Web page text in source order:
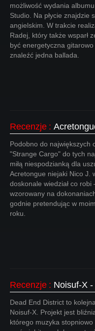
możliwość wydania
Studio. Na płycie znajdzie
angielskim. W trakcie
Radej, który także wsparł
być energetyczna
znaleźć jedna ballada.
Recenzje :
Podobno do największych
"Strange Cargo" do tych
miłą niespodzianką dla
Acretongue niejaki Nico J.
doskonale wiedział co
wzorowany na
godnie pretendując w
roku.
Recenzje : Noisuf-X
Dead End District to
Noisuf-X. Projekt jest
którego muzyka